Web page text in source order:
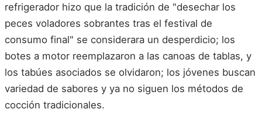
refrigerador hizo que la tradición de "desechar los
peces voladores sobrantes tras el festival de
consumo final" se considerara un desperdicio; los
botes a motor reemplazaron a las canoas de tablas, y
los tabúes asociados se olvidaron; los jóvenes buscan
variedad de sabores y ya no siguen los métodos de
cocción tradicionales.